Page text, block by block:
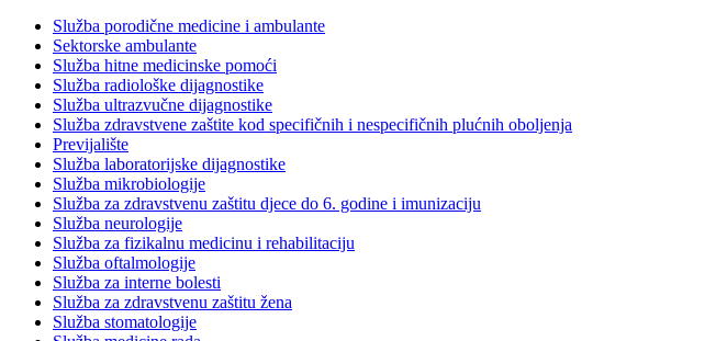
Služba porodične medicine i ambulante
Sektorske ambulante
Služba hitne medicinske pomoći
Služba radiološke dijagnostike
Služba ultrazvučne dijagnostike
Služba zdravstvene zaštite kod specifičnih i nespecifičnih plućnih oboljenja
Previjalište
Služba laboratorijske dijagnostike
Služba mikrobiologije
Služba za zdravstvenu zaštitu djece do 6. godine i imunizaciju
Služba neurologije
Služba za fizikalnu medicinu i rehabilitaciju
Služba oftalmologije
Služba za interne bolesti
Služba za zdravstvenu zaštitu žena
Služba stomatologije